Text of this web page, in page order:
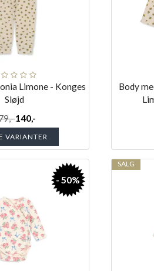
Limone - Konges
Sløjd
140,-
VARIANTER
Body
- 50%
SALG